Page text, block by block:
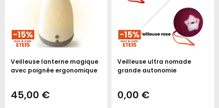
Veilleuse lanterne magique
avec poignée ergonomique
45,00 €
Veilleuse ultra nomade
grande autonomie
0,00 €